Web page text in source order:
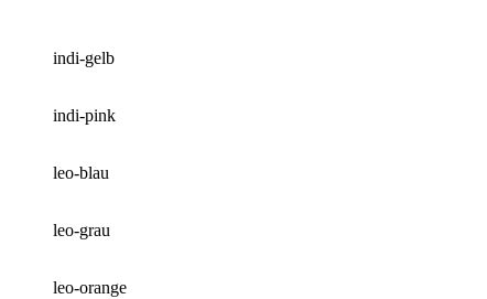
indi-gelb
indi-pink
leo-blau
leo-grau
leo-orange